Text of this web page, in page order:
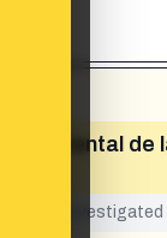
been investigated